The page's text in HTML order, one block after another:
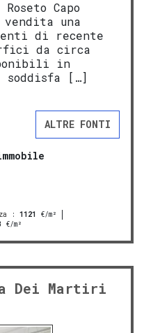
Capo
vendita una
di recente
da circa
in
[…]
ALTRE FONTI
: 1121
€/m²
€/m²
Dei Martiri